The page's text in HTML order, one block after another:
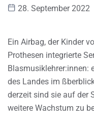
28. September 2022
Ein Airbag, der Kinder
Prothesen integrierte
Blasmusiklehrer:innen:
des Landes im
derzeit sind sie auf der
weitere Wachstum zu